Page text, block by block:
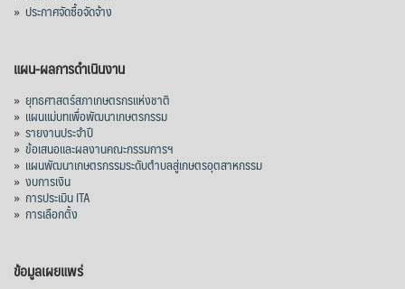
» ประกาศจัดซื้อจัดจ้าง
แผน-ผลการดำเนินงาน
» ยุทธศาสตร์สภาเกษตรกรแห่งชาติ
» แผนแม่บทเพื่อพัฒนาเกษตรกรรม
» รายงานประจำปี
» ข้อเสนอและผลงานคณะกรรมการฯ
» แผนพัฒนาเกษตรกรรมระดับตำบลสู่เกษตรอุตสาหกรรม
» งบการเงิน
» การประเมิน ITA
» การเลือกตั้ง
ข้อมูลเผยแพร่